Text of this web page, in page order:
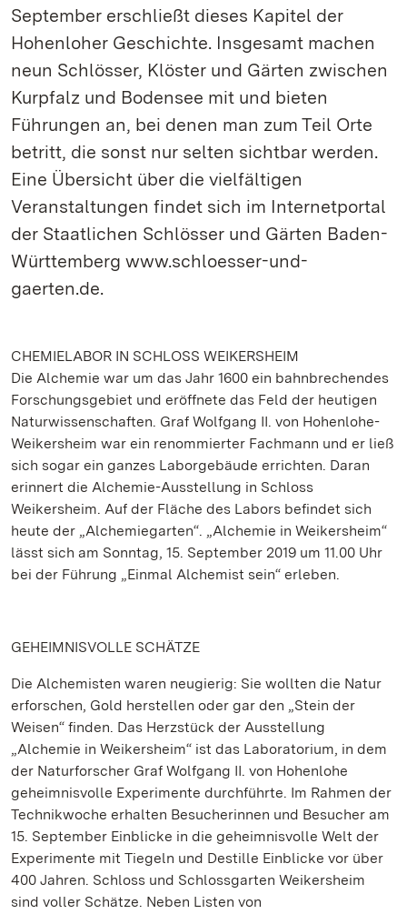
September erschließt dieses Kapitel der
Hohenloher Geschichte. Insgesamt machen
neun Schlösser, Klöster und Gärten zwischen
Kurpfalz und Bodensee mit und bieten
Führungen an, bei denen man zum Teil Orte
betritt, die sonst nur selten sichtbar werden.
Eine Übersicht über die vielfältigen
Veranstaltungen findet sich im Internetportal
der Staatlichen Schlösser und Gärten Baden-
Württemberg www.schloesser-und-
gaerten.de.
CHEMIELABOR IN SCHLOSS WEIKERSHEIM
Die Alchemie war um das Jahr 1600 ein bahnbrechendes
Forschungsgebiet und eröffnete das Feld der heutigen
Naturwissenschaften. Graf Wolfgang II. von Hohenlohe-
Weikersheim war ein renommierter Fachmann und er ließ
sich sogar ein ganzes Laborgebäude errichten. Daran
erinnert die Alchemie-Ausstellung in Schloss
Weikersheim. Auf der Fläche des Labors befindet sich
heute der „Alchemiegarten“. „Alchemie in Weikersheim“
lässt sich am Sonntag, 15. September 2019 um 11.00 Uhr
bei der Führung „Einmal Alchemist sein“ erleben.
GEHEIMNISVOLLE SCHÄTZE
Die Alchemisten waren neugierig: Sie wollten die Natur
erforschen, Gold herstellen oder gar den „Stein der
Weisen“ finden. Das Herzstück der Ausstellung
„Alchemie in Weikersheim“ ist das Laboratorium, in dem
der Naturforscher Graf Wolfgang II. von Hohenlohe
geheimnisvolle Experimente durchführte. Im Rahmen der
Technikwoche erhalten Besucherinnen und Besucher am
15. September Einblicke in die geheimnisvolle Welt der
Experimente mit Tiegeln und Destille Einblicke vor über
400 Jahren. Schloss und Schlossgarten Weikersheim
sind voller Schätze. Neben Listen von